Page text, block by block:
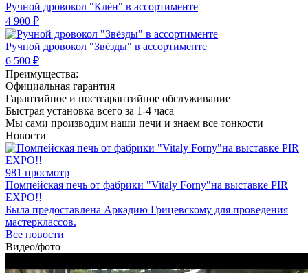
Ручной дровокол "Клён" в ассортименте
4 900 ₽
Ручной дровокол "Звёзды" в ассортименте
6 500 ₽
Преимущества:
Официальная гарантия
Гарантийное и постгарантийное обслуживание
Быстрая установка всего за 1-4 часа
Мы сами производим наши печи и знаем все тонкости
Новости
981 просмотр
Помпейская печь от фабрики "Vitaly Forny"на выставке PIR
EXPO!!
Была предоставлена Аркадию Грицевскому для проведения
мастерклассов.
Все новости
Видео/фото